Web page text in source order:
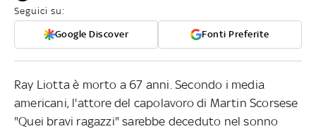
Seguici su:
Google Discover Fonti Preferite
Ray Liotta è morto a 67 anni. Secondo i media
americani, l'attore del capolavoro di Martin Scorsese
"Quei bravi ragazzi" sarebbe deceduto nel sonno